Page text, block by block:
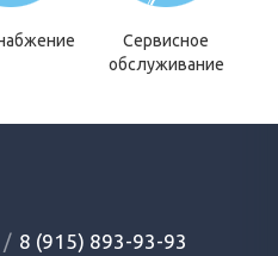
Сервисное
обслуживание
/ 8 (915) 893-93-93